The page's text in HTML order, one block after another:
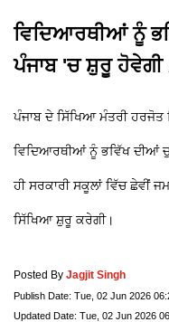
ਵਿਦਿਆਰਥੀਆਂ ਨੂੰ
ਪੰਜਾਬ 'ਚ ਸ਼ੁਰੂ
ਪੰਜਾਬ ਦੇ ਸਿੱਖਿਆ ਮੰਤਰੀ ਹਰਜੋਤ
ਵਿਦਿਆਰਥੀਆਂ ਨੂੰ ਭਵਿੱਖ ਦੀਆਂ
ਹੀ ਸਰਕਾਰੀ ਸਕੂਲਾਂ ਵਿੱਚ ਛੇਵੀਂ
ਸਿੱਖਿਆ ਸ਼ੁਰੂ ਕਰੇਗੀ।
Posted By Jagjit Singh
Publish Date: Tue, 02 Jun 2026
Updated Date: Tue, 02 Jun 2026